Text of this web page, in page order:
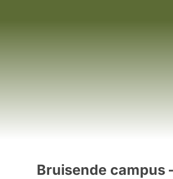
Bruisende campus